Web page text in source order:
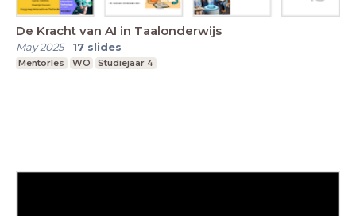
De Kracht van AI in Taalonderwijs
May 2025- 17 slides
Mentorles WO Studiejaar 4